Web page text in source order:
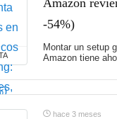
Amazon
-54%)
Montar un setup
Amazon tiene
hace 3 meses